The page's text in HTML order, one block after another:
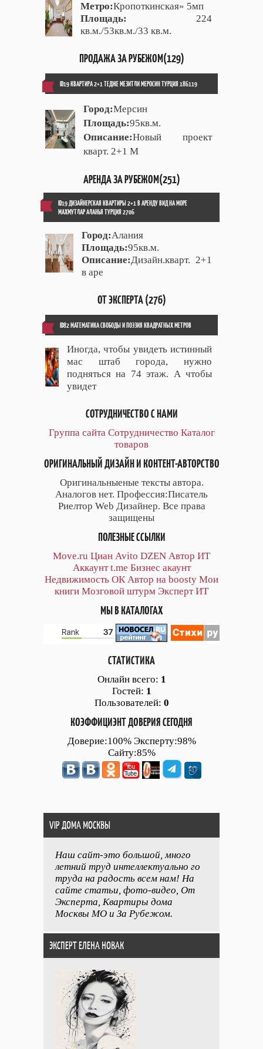
Метро:Кропоткинская» 5мп
Площадь:
224
кв.м./53кв.м./33 кв.м.
ПРОДАЖА ЗА РУБЕЖОМ(129)
ID19 КВАРТИРА 2+1 ТЕДЖЕ МЕЗИТЛИ МЕРОСИН ТУРЦИЯ 186119
Город:Мерсин
Площадь:95кв.м.
Описание:Новый проект
кварт. 2+1 М
АРЕНДА ЗА РУБЕЖОМ(251)
ID19 ДИЗАЙНЕРСКАЯ КВАРТИРЫ 2+1 В АРЕНДУ ВИД НА МОРЕ
МАХМУТЛАР АЛАНЬЯ ТУРЦИЯ 2706
Город:Алания
Площадь:95кв.м.
Описание:Дизайн.кварт. 2+1
в аре
ОТ ЭКСПЕРТА (276)
ID82 МАТЕМАТИКА СВОБОДЫ И ПОЭЗИЯ КВАДРАТНЫХ МЕТРОВ
Иногда, чтобы увидеть истинный
мас штаб города, нужно
подняться на 74 этаж. А чтобы
увидет
СОТРУДНИЧЕСТВО С НАМИ
Группа сайта Сотрудничество Каталог
товаров
ОРИГИНАЛЬНЫЙ ДИЗАЙН И КОНТЕНТ-АВТОРСТВО
Оригинальныеные тексты автора.
Аналогов нет. Профессия:Писатель
Риелтор Web Дизайнер. Все права
защищены
ПОЛЕЗНЫЕ ССЫЛКИ
Move.ru Циан Avito DZEN Автор ИТ
Аккаунт t.me Бизнес акаунт
Недвижимость ОК Автор на boosty Мои
книги Мозговой штурм Эксперт ИТ
МЫ В КАТАЛОГАХ
СТАТИСТИКА
Онлайн всего: 1
Гостей: 1
Пользователей: 0
КОЭФФИЦИЭНТ ДОВЕРИЯ СЕГОДНЯ
Доверие:100% Эксперту:98%
Сайту:85%
VIP ДОМА МОСКВЫ
Наш сайт-это большой, много
летний труд интеллектуально го
труда на радость всем нам! На
сайте статьи, фото-видео, От
Эксперта, Квартиры дома
Москвы МО и За Рубежом.
ЭКСПЕРТ ЕЛЕНА НОВАК